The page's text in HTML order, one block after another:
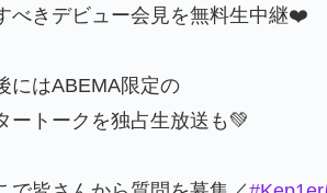
べきデビュー会見を無料生中継❤️
にはABEMA限定の
ートークを独占生放送も💚